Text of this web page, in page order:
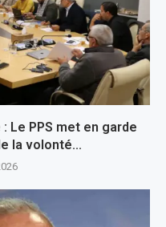
Le PPS met en garde
la volonté...